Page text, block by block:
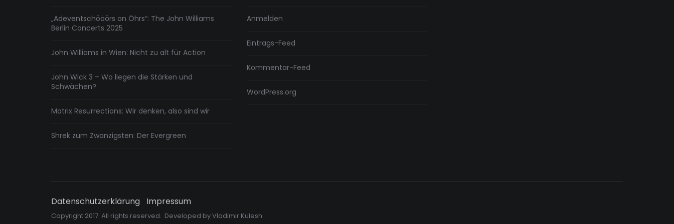
„Adeventschööörs on Öhrs“: The John Williams
Berlin Concerts 2025
John Williams in Wien: Nicht zu alt für Action
John Wick 3 – Wo liegen die Stärken und
Schwächen?
Matrix Resurrections: Wir denken, also sind wir
Shrek zum Zwanzigsten: Der Evergreen
Anmelden
Eintrags-Feed
Kommentar-Feed
WordPress.org
Datenschutzerklärung Impressum
Copyright 2017. All rights reserved. Developed byVladimir Kulesh